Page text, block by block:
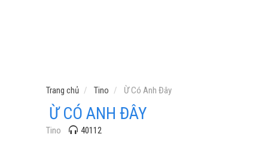
Trang chủ Tino Ừ Có Anh Đây
Ừ CÓ ANH ĐÂY
Tino 40112